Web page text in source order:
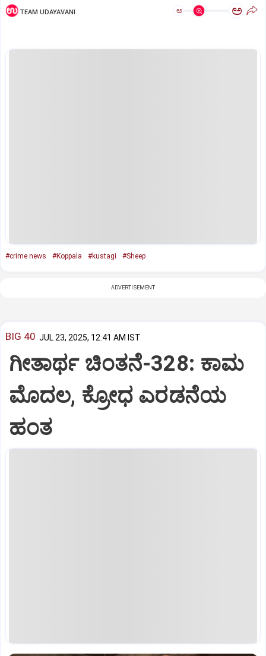
TEAM UDAYAVANI ಅ ಅ
#crime news #Koppala #kustagi #Sheep
ADVERTISEMENT
BIG 40 JUL 23, 2025, 12:41 AM IST
ಗೀತಾರ್ಥ ಚಿಂತನೆ-328: ಕಾಮ
ಮೊದಲ, ಕ್ರೋಧ ಎರಡನೆಯ
ಹಂತ